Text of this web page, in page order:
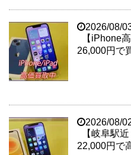
2026/08/
【iPhone
26,000円で
2026/08/
【岐阜駅
22,000円で